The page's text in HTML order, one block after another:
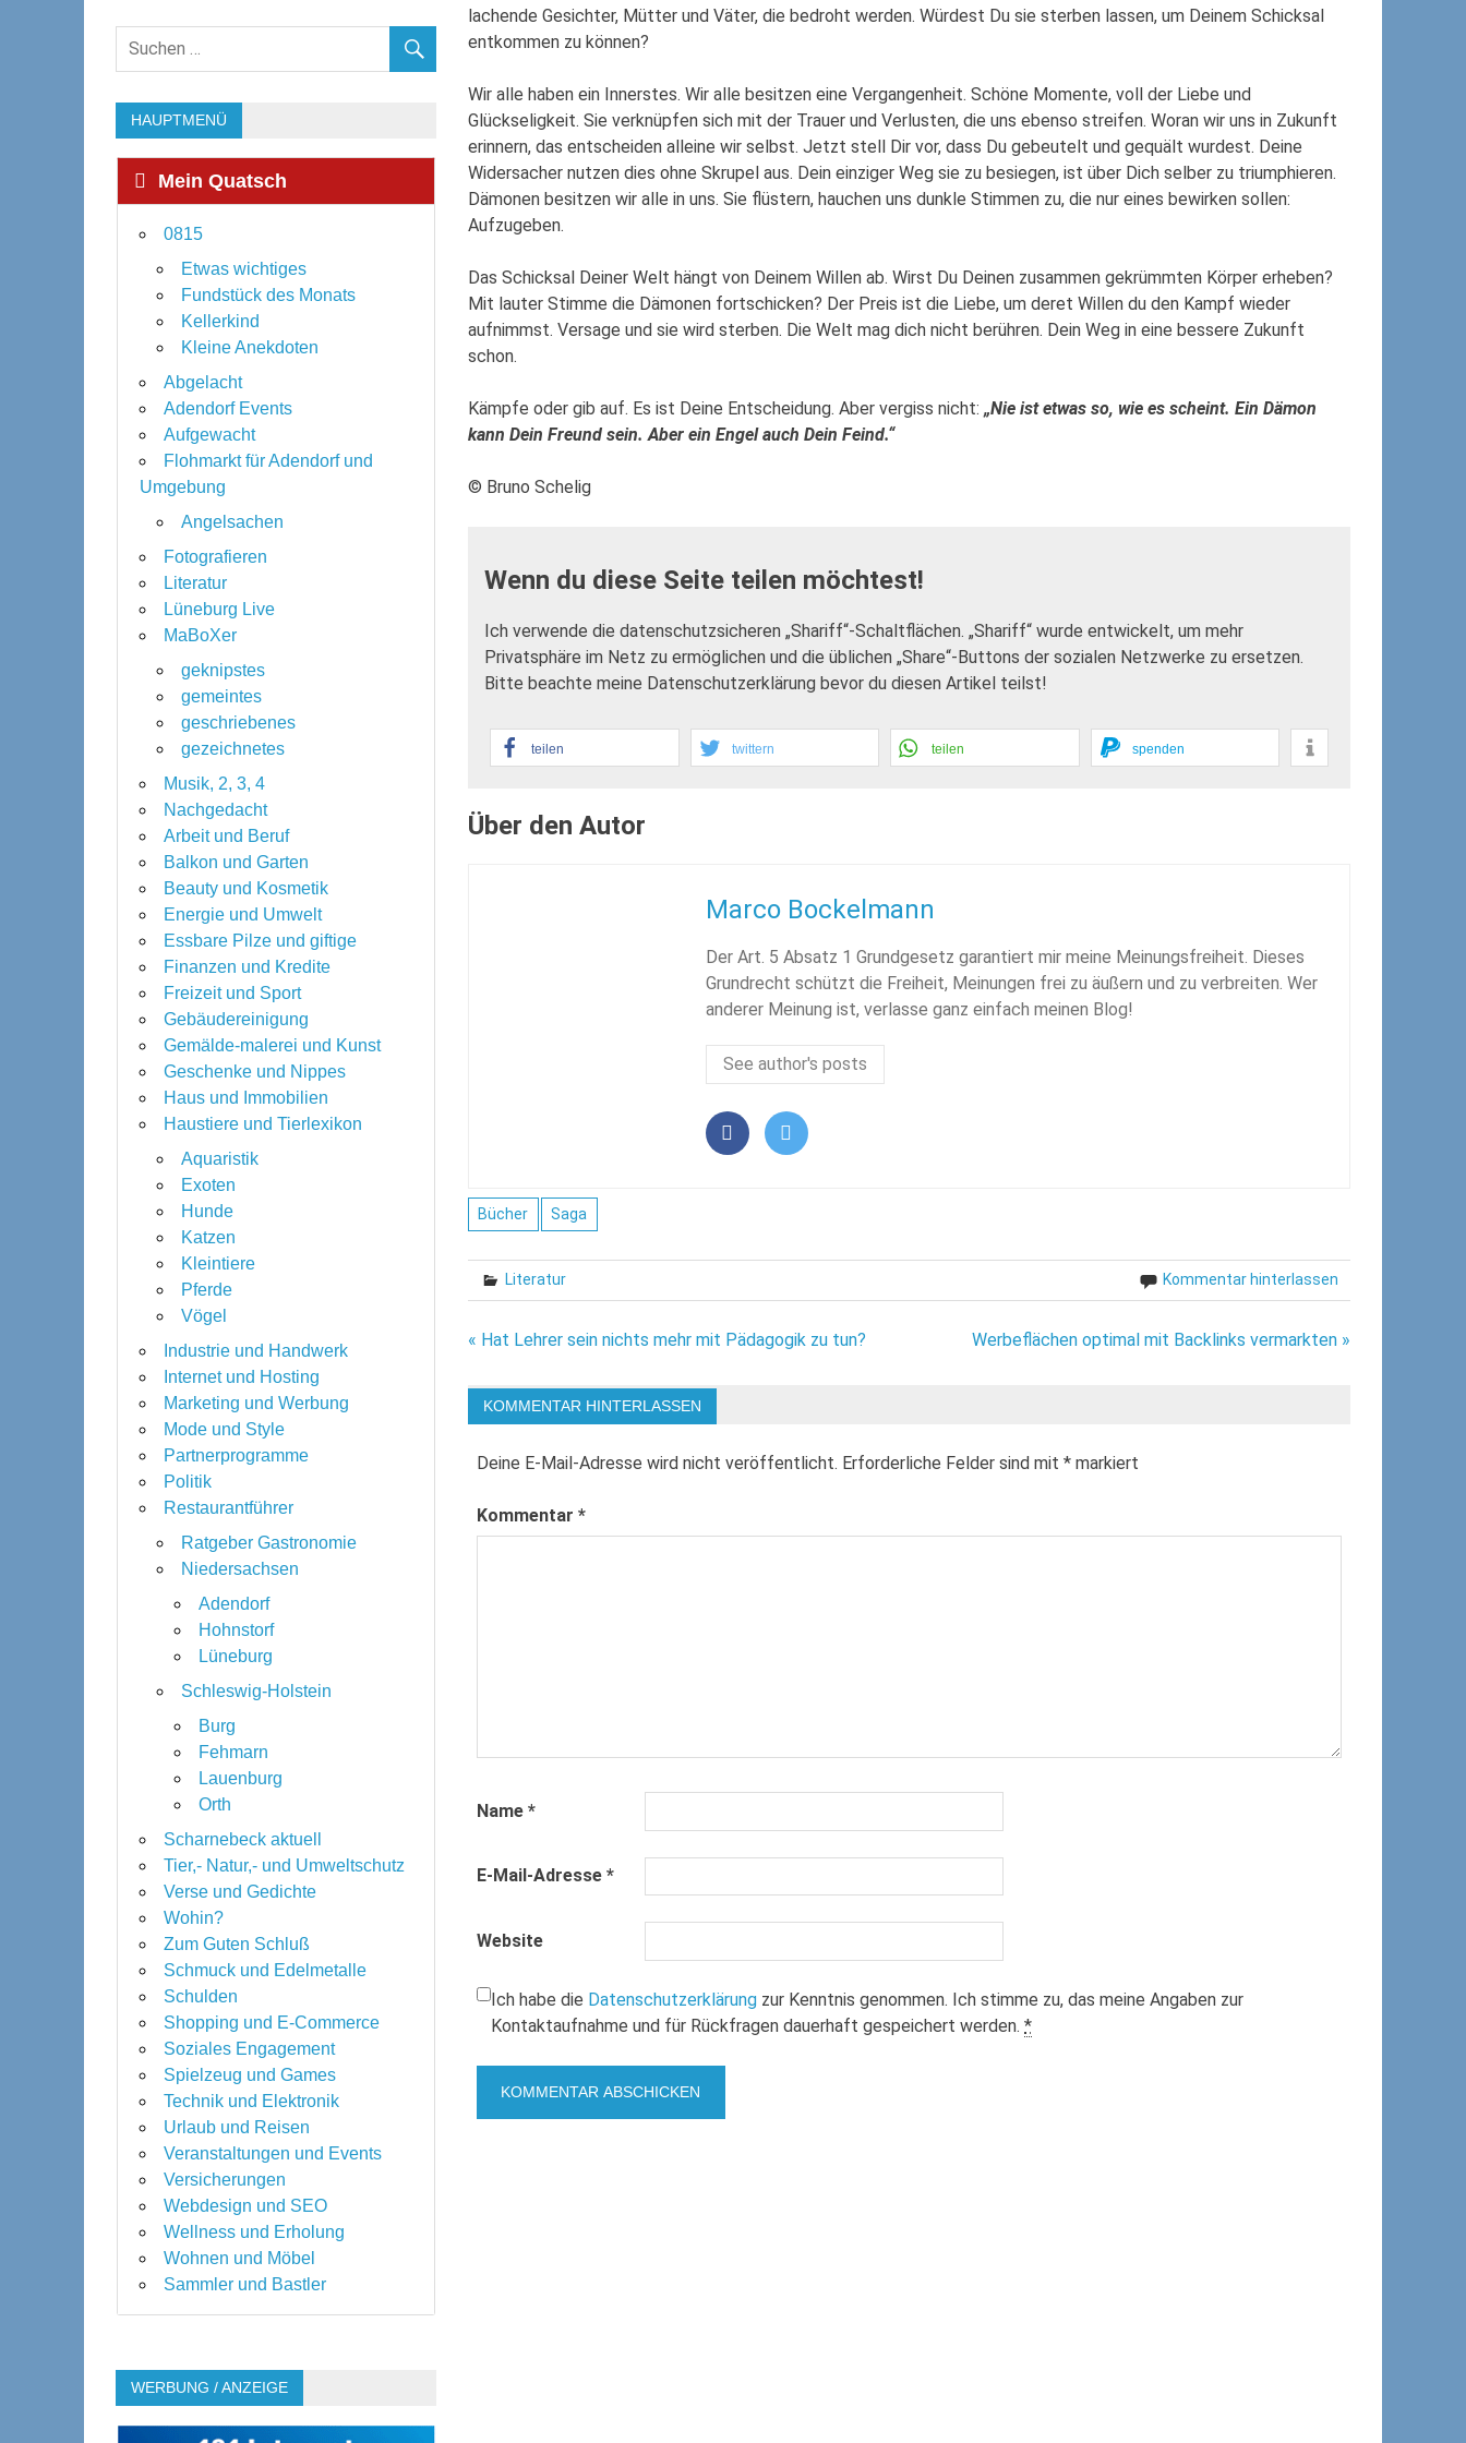
lachende Gesichter, Mütter und Väter, die bedroht werden. Würdest Du sie sterben lassen, um Deinem Schicksal
entkommen zu können?
Wir alle haben ein Innerstes. Wir alle besitzen eine Vergangenheit. Schöne Momente, voll der Liebe und
Glückseligkeit. Sie verknüpfen sich mit der Trauer und Verlusten, die uns ebenso streifen. Woran wir uns in Zukunft
erinnern, das entscheiden alleine wir selbst. Jetzt stell Dir vor, dass Du gebeutelt und gequält wurdest. Deine
Widersacher nutzen dies ohne Skrupel aus. Dein einziger Weg sie zu besiegen, ist über Dich selber zu triumphieren.
Dämonen besitzen wir alle in uns. Sie flüstern, hauchen uns dunkle Stimmen zu, die nur eines bewirken sollen:
Aufzugeben.
Das Schicksal Deiner Welt hängt von Deinem Willen ab. Wirst Du Deinen zusammen gekrümmten Körper erheben?
Mit lauter Stimme die Dämonen fortschicken? Der Preis ist die Liebe, um deret Willen du den Kampf wieder
aufnimmst. Versage und sie wird sterben. Die Welt mag dich nicht berühren. Dein Weg in eine bessere Zukunft
schon.
Kämpfe oder gib auf. Es ist Deine Entscheidung. Aber vergiss nicht:„Nie ist etwas so, wie es scheint. Ein Dämon
kann Dein Freund sein. Aber ein Engel auch Dein Feind.“
© Bruno Schelig
Wenn du diese Seite teilen möchtest!
Ich verwende die datenschutzsicheren „Shariff“-Schaltflächen. „Shariff“ wurde entwickelt, um mehr
Privatsphäre im Netz zu ermöglichen und die üblichen „Share“-Buttons der sozialen Netzwerke zu ersetzen.
Bitte beachte meine Datenschutzerklärung bevor du diesen Artikel teilst!
teilen twittern teilen spenden
Über den Autor
Marco Bockelmann
Der Art. 5 Absatz 1 Grundgesetz garantiert mir meine Meinungsfreiheit. Dieses
Grundrecht schützt die Freiheit, Meinungen frei zu äußern und zu verbreiten. Wer
anderer Meinung ist, verlasse ganz einfach meinen Blog!
See author's posts
Bücher Saga
Literatur Kommentar hinterlassen
Beitragsnavigation
« Hat Lehrer sein nichts mehr mit Pädagogik zu tun? Werbeflächen optimal mit Backlinks vermarkten »
KOMMENTAR HINTERLASSEN
Deine E-Mail-Adresse wird nicht veröffentlicht. Erforderliche Felder sind mit* markiert
Kommentar*
Name*
E-Mail-Adresse*
Website
Ich habe die Datenschutzerklärung zur Kenntnis genommen. Ich stimme zu, das meine Angaben zur
Kontaktaufnahme und für Rückfragen dauerhaft gespeichert werden.*
HAUPTMENÜ
Mein Quatsch
0815
Etwas wichtiges
Fundstück des Monats
Kellerkind
Kleine Anekdoten
Abgelacht
Adendorf Events
Aufgewacht
Flohmarkt für Adendorf und
Umgebung
Angelsachen
Fotografieren
Literatur
Lüneburg Live
MaBoXer
geknipstes
gemeintes
geschriebenes
gezeichnetes
Musik, 2, 3, 4
Nachgedacht
Arbeit und Beruf
Balkon und Garten
Beauty und Kosmetik
Energie und Umwelt
Essbare Pilze und giftige
Finanzen und Kredite
Freizeit und Sport
Gebäudereinigung
Gemälde-malerei und Kunst
Geschenke und Nippes
Haus und Immobilien
Haustiere und Tierlexikon
Aquaristik
Exoten
Hunde
Katzen
Kleintiere
Pferde
Vögel
Industrie und Handwerk
Internet und Hosting
Marketing und Werbung
Mode und Style
Partnerprogramme
Politik
Restaurantführer
Ratgeber Gastronomie
Niedersachsen
Adendorf
Hohnstorf
Lüneburg
Schleswig-Holstein
Burg
Fehmarn
Lauenburg
Orth
Scharnebeck aktuell
Tier,- Natur,- und Umweltschutz
Verse und Gedichte
Wohin?
Zum Guten Schluß
Schmuck und Edelmetalle
Schulden
Shopping und E-Commerce
Soziales Engagement
Spielzeug und Games
Technik und Elektronik
Urlaub und Reisen
Veranstaltungen und Events
Versicherungen
Webdesign und SEO
Wellness und Erholung
Wohnen und Möbel
Sammler und Bastler
WERBUNG / ANZEIGE